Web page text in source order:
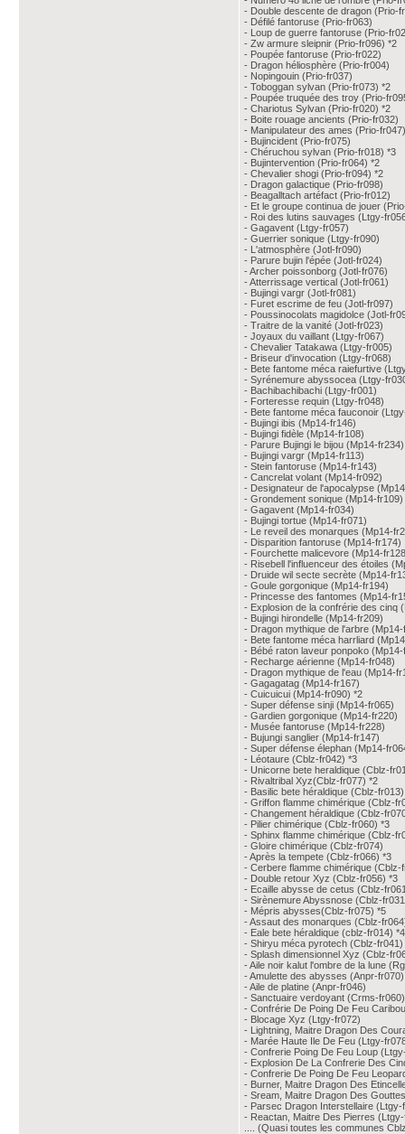
- Double descente de dragon (Prio-
- Défilé fantoruse (Prio-fr063)
- Loup de guerre fantoruse (Prio-
- Zw armure sleipnir (Prio-fr096) *2
- Poupée fantoruse (Prio-fr022)
- Dragon héliosphère (Prio-fr004)
- Nopingouin (Prio-fr037)
- Toboggan sylvan (Prio-fr073) *2
- Poupée truquée des troy (Prio-
- Chariotus Sylvan (Prio-fr020) *2
- Boite rouage ancients (Prio-fr032)
- Manipulateur des ames (Prio-
- Bujincident (Prio-fr075)
- Chéruchou sylvan (Prio-fr018) *3
- Bujintervention (Prio-fr064) *2
- Chevalier shogi (Prio-fr094) *2
- Dragon galactique (Prio-fr098)
- Beagalltach artéfact (Prio-fr012)
- Et le groupe continua de jouer
- Roi des lutins sauvages (Ltgy-
- Gagavent (Ltgy-fr057)
- Guerrier sonique (Ltgy-fr090)
- L'atmosphère (Jotl-fr090)
- Parure bujin l'épée (Jotl-fr024)
- Archer poissonborg (Jotl-fr076)
- Atterrissage vertical (Jotl-fr061)
- Bujingi vargr (Jotl-fr081)
- Furet escrime de feu (Jotl-fr097)
- Poussinocolats magidolce (Jotl-
- Traitre de la vanité (Jotl-fr023)
- Joyaux du vaillant (Ltgy-fr067)
- Chevalier Tatakawa (Ltgy-fr005)
- Briseur d'invocation (Ltgy-fr068)
- Bete fantome méca raiefurtive
- Syrénemure abyssocea (Ltgy-
- Bachibachibachi (Ltgy-fr001)
- Forteresse requin (Ltgy-fr048)
- Bete fantome méca fauconoir
- Bujingi ibis (Mp14-fr146)
- Bujingi fidèle (Mp14-fr108)
- Parure Bujingi le bijou (Mp14-fr234)
- Bujingi vargr (Mp14-fr113)
- Stein fantoruse (Mp14-fr143)
- Cancrelat volant (Mp14-fr092)
- Designateur de l'apocalypse
- Grondement sonique (Mp14-fr109)
- Gagavent (Mp14-fr034)
- Bujingi tortue (Mp14-fr071)
- Le reveil des monarques (Mp14-
- Disparition fantoruse (Mp14-fr174)
- Fourchette malicevore (Mp14-
- Risebell l'influenceur des étoiles
- Druide wil secte secrète (Mp14-
- Goule gorgonique (Mp14-fr194)
- Princesse des fantomes (Mp14-
- Explosion de la confrérie des cinq
- Bujingi hirondelle (Mp14-fr209)
- Dragon mythique de l'arbre
- Bete fantome méca harrliard
- Bébé raton laveur ponpoko
- Recharge aérienne (Mp14-fr048)
- Dragon mythique de l'eau (Mp14-
- Gagagatag (Mp14-fr167)
- Cuicuicui (Mp14-fr090) *2
- Super défense sinji (Mp14-fr065)
- Gardien gorgonique (Mp14-fr220)
- Musée fantoruse (Mp14-fr228)
- Bujungi sanglier (Mp14-fr147)
- Super défense élephan (Mp14-
- Léotaure (Cblz-fr042) *3
- Unicorne bete heraldique (Cblz-
- Rivaltribal Xyz(Cblz-fr077) *2
- Basilic bete héraldique (Cblz-
- Griffon flamme chimérique (Cblz-
- Changement héraldique (Cblz-
- Pilier chimérique (Cblz-fr060) *3
- Sphinx flamme chimérique (Cblz-
- Gloire chimérique (Cblz-fr074)
- Après la tempete (Cblz-fr066) *3
- Cerbere flamme chimérique (Cblz-
- Double retour Xyz (Cblz-fr056) *3
- Ecaille abysse de cetus (Cblz-
- Sirènemure Abyssnose (Cblz-
- Mépris abysses(Cblz-fr075) *5
- Assaut des monarques (Cblz-
- Eale bete héraldique (cblz-fr014) *4
- Shiryu méca pyrotech (Cblz-fr041)
- Splash dimensionnel Xyz (Cblz-
- Aile noir kalut l'ombre de la lune
- Amulette des abysses (Anpr-fr070)
- Aile de platine (Anpr-fr046)
- Sanctuaire verdoyant (Crms-fr060)
- Confrérie De Poing De Feu
- Blocage Xyz (Ltgy-fr072)
- Lightning, Maitre Dragon Des
- Marée Haute Ile De Feu (Ltgy-
- Confrerie Poing De Feu Loup
- Explosion De La Confrerie Des
- Confrerie De Poing De Feu
- Burner, Maitre Dragon Des
- Sream, Maitre Dragon Des
- Parsec Dragon Interstellaire (Ltgy-
- Reactan, Maitre Des Pierres
.... (Quasi toutes les communes